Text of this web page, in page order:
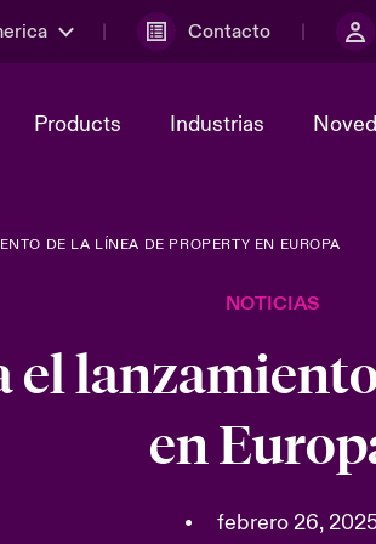
Contacto
el comité de
Investor
Products Industrias
Cyber
DE LA LÍNEA DE PROPERTY EN EUROPA
NOTICIAS
el
en
• febrero 26,